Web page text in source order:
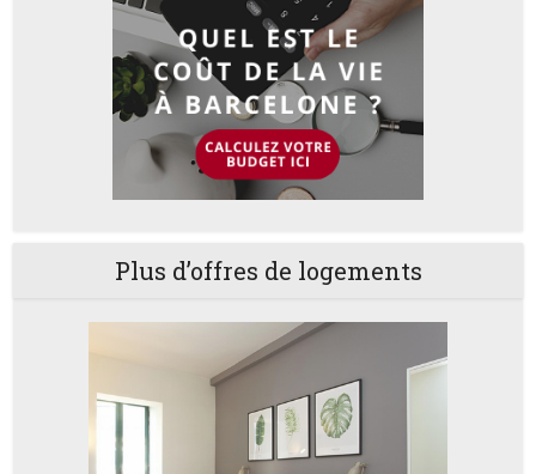
Plus d’offres de logements